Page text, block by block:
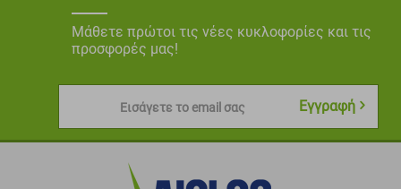
Μάθετε πρώτοι τις νέες κυκλοφορίες και τις
προσφορές μας!
Εισάγετε το email σας Εγγραφή